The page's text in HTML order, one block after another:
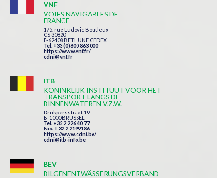
VNF
VOIES NAVIGABLES DE
FRANCE
175, rue Ludovic Boutleux
CS 30820
F-62408 BETHUNE CEDEX
Tel. +33 (0)800 863 000
https://www.vnf.fr/
cdni@vnf.fr
ITB
KONINKLIJK INSTITUUT VOOR HET
TRANSPORT LANGS DE
BINNENWATEREN V.Z.W.
Drukpersstraat 19
B-1000 BRUSSEL
Tel. +32 2 226 40 77
Fax. + 32 2 2199186
https://www.cdni.be/
cdni@itb-info.be
BEV
BILGENENTWÄSSERUNGSVERBAND